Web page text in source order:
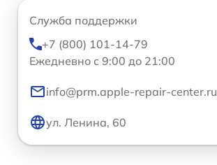
Служба поддержки
+7 (800) 101-14-79
Ежедневно с 9:00 до 21:00
info@prm.apple-repair-center.ru
ул. Ленина, 60